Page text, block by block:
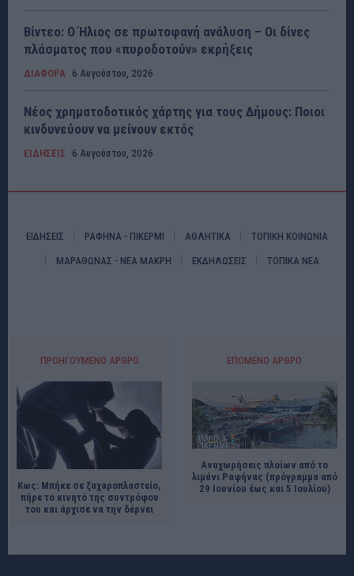
Βίντεο: Ο Ήλιος σε πρωτοφανή ανάλυση – Οι δίνες
πλάσματος που «πυροδοτούν» εκρήξεις
ΔΙΑΦΟΡΑ 6 Αυγούστου, 2026
Νέος χρηματοδοτικός χάρτης για τους Δήμους: Ποιοι
κινδυνεύουν να μείνουν εκτός
ΕΙΔΗΣΕΙΣ 6 Αυγούστου, 2026
ΕΙΔΗΣΕΙΣ ΡΑΦΗΝΑ - ΠΙΚΕΡΜΙ ΑΘΛΗΤΙΚΑ ΤΟΠΙΚΗ ΚΟΙΝΩΝΙΑ
ΜΑΡΑΘΩΝΑΣ - ΝΕΑ ΜΑΚΡΗ ΕΚΔΗΛΩΣΕΙΣ ΤΟΠΙΚΑ ΝΕΑ
ΠΡΟΗΓΟΎΜΕΝΟ ΆΡΘΡΟ
Κως: Μπήκε σε ζαχαροπλαστείο,
πήρε το κινητό της συντρόφου
του και άρχισε να την δέρνει
ΕΠΌΜΕΝΟ ΆΡΘΡΟ
Αναχωρήσεις πλοίων από το
λιμάνι Ραφήνας (πρόγραμμα από
29 Ιουνίου έως και 5 Ιουλίου)